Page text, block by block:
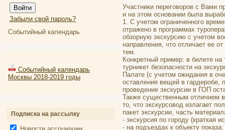
Забыли свой пароль?
Событийный календарь
Событийный календарь
Москвы 2018-2019 годы
Подписка на рассылку
Участники переговоров с Вами
и на этом основании была
1. С учетом ограниченного
отражено в программах
обзорную экскурсию с учетом
направления, что отличает ее
тем.
Конкретный пример: в билете
турникет безопасности на
Палате (с учетом ожидания в
оставления вещей в гардеробе,
проведение экскурсии в ГОП
Также существенным отличием
то, что экскурсовод излагает
пакет экскурсии, часть
- экскурсия по городу (краткая
- на подъездах к объекту показа;